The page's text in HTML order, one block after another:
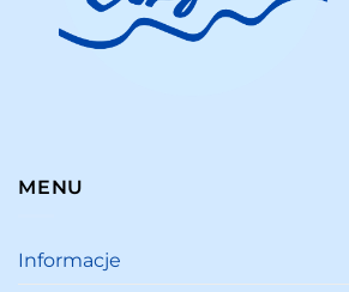
MENU
Informacje